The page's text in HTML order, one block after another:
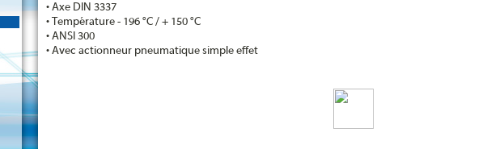
• Axe DIN 3337
• Température - 196 °C / + 150 °C
• ANSI 300
• Avec actionneur pneumatique simple effet